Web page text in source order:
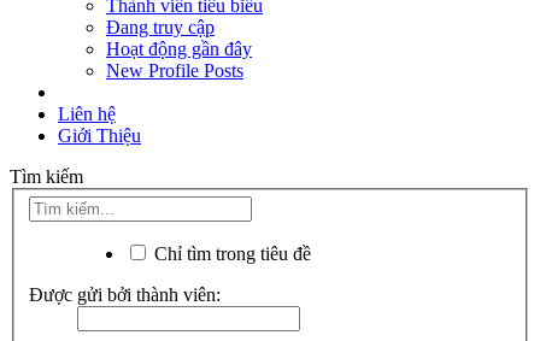
Thành viên tiêu biểu
Đang truy cập
Hoạt động gần đây
New Profile Posts
Liên hệ
Giới Thiệu
Tìm kiếm
Chỉ tìm trong tiêu đề
Được gửi bởi thành viên: